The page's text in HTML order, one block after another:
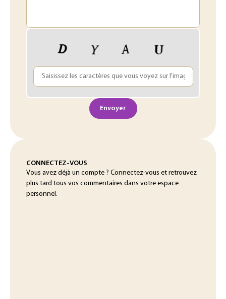
Envoyer
CONNECTEZ-VOUS
Vous avez déjà un compte ? Connectez-vous et retrouvez
plus tard tous vos commentaires dans votre espace
personnel.